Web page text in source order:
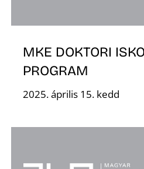
MKE DOKTORI
PROGRAM
2025. április 15. kedd